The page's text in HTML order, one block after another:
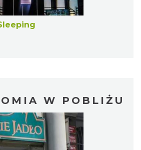
W POBLIŻU